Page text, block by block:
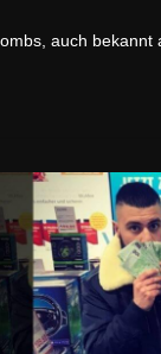
auch bekannt